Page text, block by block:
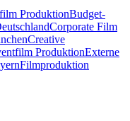
ProduktionBudget-
Corporate Film
Creative
ProduktionExterne
Filmproduktion